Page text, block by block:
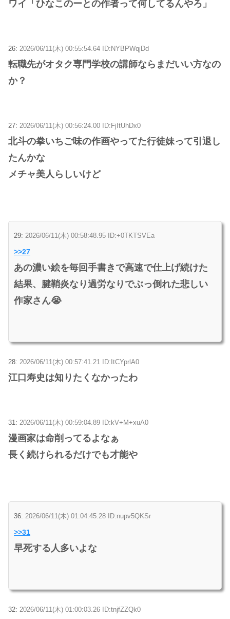
ワイ「ひなこのーとの作者って何してるんやろ」
26: 2026/06/11(木) 00:55:54.64 ID:NYBPWqjDd
転職先がオタク専門学校の講師ならまだいい方なの
か？
27: 2026/06/11(木) 00:56:24.00 ID:FjItUhDx0
北斗の拳いちご味の作画やってた行徒妹って引退し
たんかな
メチャ美人らしいけど
29: 2026/06/11(木) 00:58:48.95 ID:+0TKTSVEa
>>27
あの濃い絵を毎回手書きで高速で仕上げ続けた
結果、腱鞘炎なり過労なりでぶっ倒れた悲しい
作家さん😭
28: 2026/06/11(木) 00:57:41.21 ID:ItCYprlA0
江口寿史は知りたくなかったわ
31: 2026/06/11(木) 00:59:04.89 ID:kV+M+xuA0
漫画家は命削ってるよなぁ
長く続けられるだけでも才能や
36: 2026/06/11(木) 01:04:45.28 ID:nupv5QKSr
>>31
早死する人多いよな
32: 2026/06/11(木) 01:00:03.26 ID:tnjfZZQk0